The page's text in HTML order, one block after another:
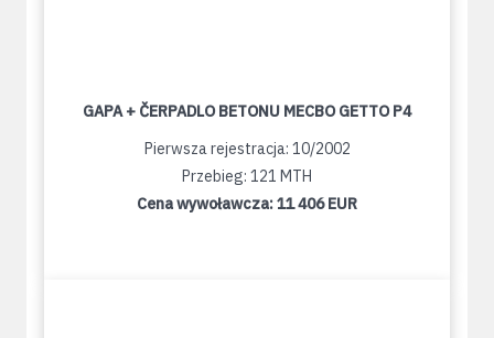
GAPA + ČERPADLO BETONU MECBO GETTO P4
Pierwsza rejestracja: 10/2002
Przebieg: 121 MTH
Cena wywoławcza:11 406 EUR